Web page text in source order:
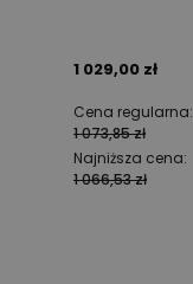
1 029,00 zł
Cena regularna:
1 073,85 zł
Najniższa cena:
1 066,53 zł